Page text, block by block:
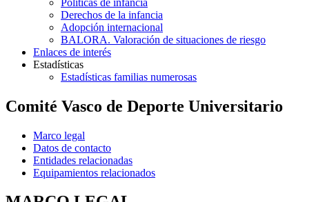
Derechos de la infancia
Adopción internacional
BALORA. Valoración de situaciones de riesgo
Enlaces de interés
Estadísticas
Estadísticas familias numerosas
Comité Vasco de Deporte Universitario
Marco legal
Datos de contacto
Entidades relacionadas
Equipamientos relacionados